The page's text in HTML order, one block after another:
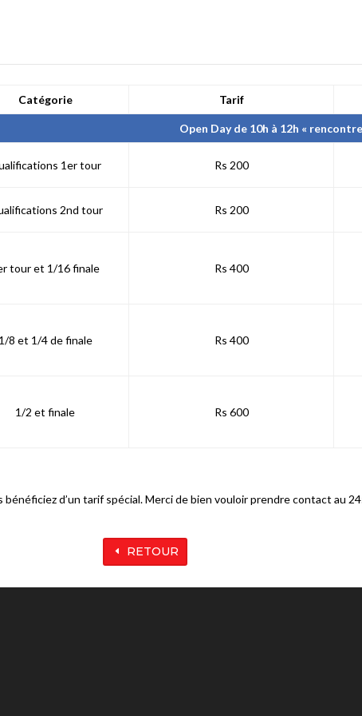
Catégorie Tarif
Open Day de 10h à 12h «
1er tour Rs 200
2nd tour Rs 200
tour et 1/16 finale Rs 400
1/8 et 1/4 de finale Rs 400
1/2 et finale Rs 600
bénéficiez d’un tarif spécial. Merci de bien vouloir prendre contact au
RETOUR